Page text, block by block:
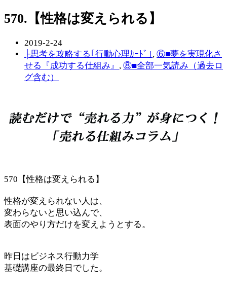
570.【性格は変えられる】
2019-2-24
├思考を攻略する｢行動心理ｶｰﾄﾞ｣ , ⑥■夢を実現化さ
せる『成功する仕組み』 , ⑧■全部一気読み（過去ロ
グ含む）
570【性格は変えられる】
性格が変えられない人は、
変わらないと思い込んで、
表面のやり方だけを変えようとする。
昨日はビジネス行動力学
基礎講座の最終日でした。